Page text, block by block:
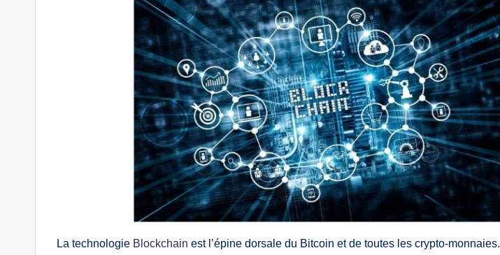
La technologie Blockchain est l’épine dorsale du Bitcoin et de toutes les crypto-monnaies.